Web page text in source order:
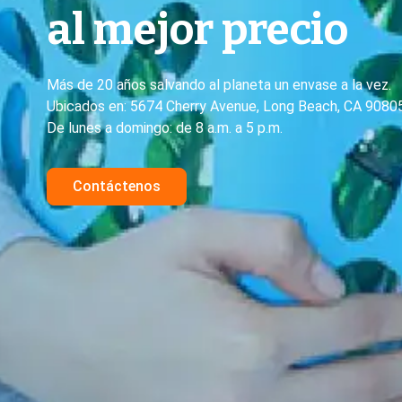
al mejor precio
Más de 20 años salvando al planeta un envase a la vez.
Ubicados en: 5674 Cherry Avenue, Long Beach, CA
De lunes a domingo: de 8 a.m. a 5 p.m.
Contáctenos